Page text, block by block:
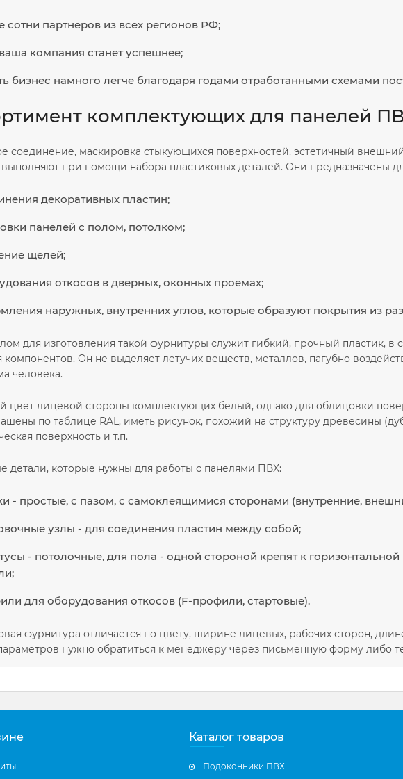
сотни партнеров из всех регионов РФ;
компания станет успешнее;
бизнес намного легче благодаря годами отработанными схемами
комплектующих для панелей
соединение, маскировка стыкующихся поверхностей, эстетичный
при помощи набора пластиковых деталей. Они предназначены
декоративных пластин;
панелей с полом, потолком;
щелей;
откосов в дверных, оконных проемах;
наружных, внутренних углов, которые образуют покрытия из
для изготовления такой фурнитуры служит гибкий, прочный пластик, в
компонентов. Он не выделяет летучих веществ, металлов, пагубно
человека.
цвет лицевой стороны комплектующих белый, однако для облицовки
по таблице RAL, иметь рисунок, похожий на структуру древесины
поверхность и т.п.
детали, которые нужны для работы с панелями ПВХ:
- простые, с пазом, с самоклеящимися сторонами (внутренние,
узлы - для соединения пластин между собой;
- потолочные, для пола - одной стороной крепят к
для оборудования откосов (F-профили, стартовые).
фурнитура отличается по цвету, ширине лицевых, рабочих сторон,
нужно обратиться к менеджеру через письменную форму либо
Каталог товаров
Подоконники ПВХ